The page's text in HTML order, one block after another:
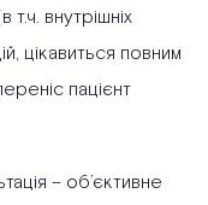
внутрішніх
цікавиться повним
пацієнт
– об’єктивне